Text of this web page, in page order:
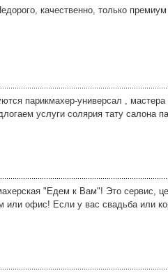
качественно, только
парикмахер-универсал ,
услуги солярия тату салона
"Едем к Вам"! Это сервис,
офис! Если у вас свадьба или